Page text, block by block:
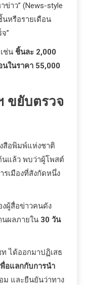
ข่าว” (News-style
นหรือรายเดือน
”
ช่น ชิ้นละ 2,000
ในราคา 55,000
ขยับตรวจ
สือพิมพ์แห่งชาติ
นแล้ว พบว่าผู้โพสต์
เมืองที่สังกัดหนึ่ง
ผู้สื่อข่าวคนดัง
นผลภายใน 30 วัน
ได้ออกมาปฏิเสธ
อแลกกับการนำ
ม และยืนยันว่าทาง